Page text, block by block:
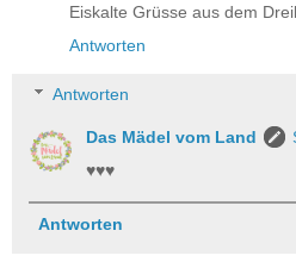
Eiskalte Grüsse aus dem
Antworten
Antworten
Das Mädel vom Land
♥♥♥
Antworten